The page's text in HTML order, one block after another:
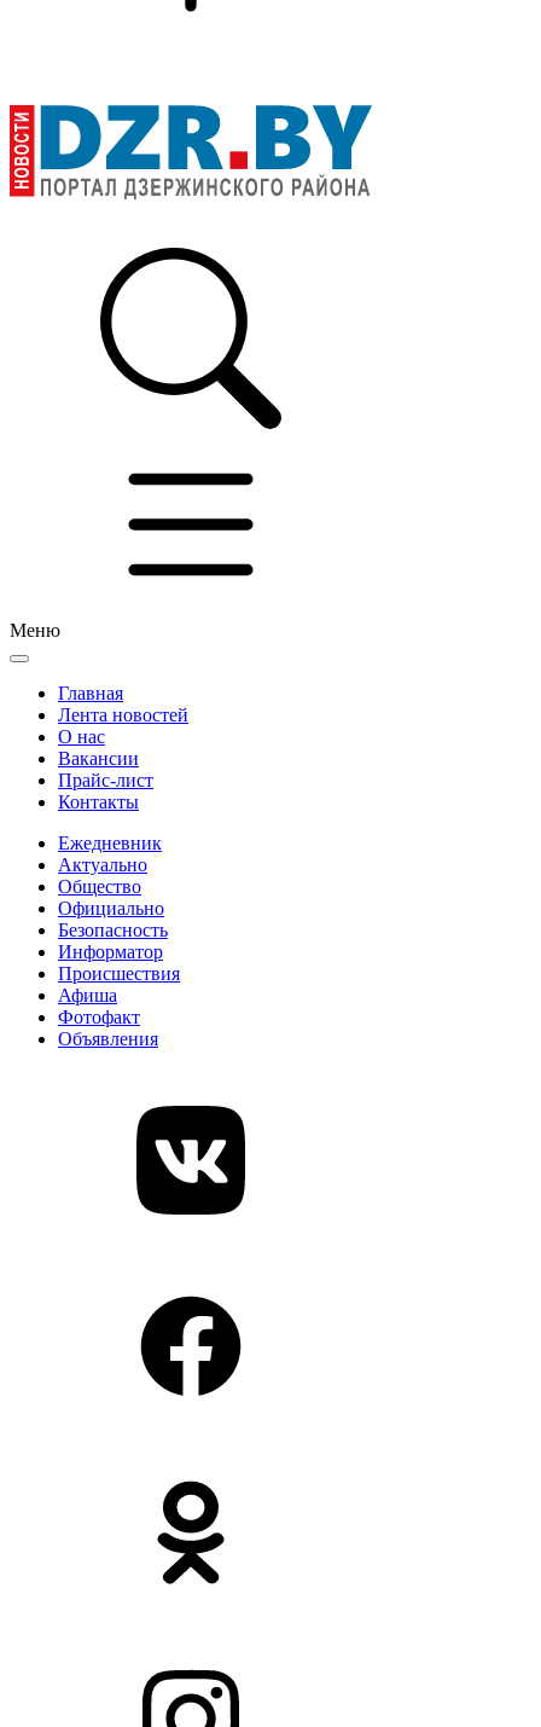
Меню
Главная
Лента новостей
О нас
Вакансии
Прайс-лист
Контакты
Ежедневник
Актуально
Общество
Официально
Безопасность
Информатор
Происшествия
Афиша
Фотофакт
Объявления